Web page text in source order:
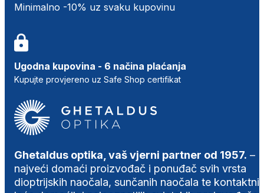
Minimalno -10% uz svaku kupovinu
Ugodna kupovina - 6 načina plaćanja
Kupujte provjereno uz Safe Shop certifikat
Ghetaldus optika, vaš vjerni partner od 1957. –
najveći domaći proizvođač i ponuđač svih vrsta
dioptrijskih naočala, sunčanih naočala te